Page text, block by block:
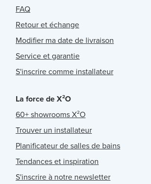
FAQ
Retour et échange
Modifier ma date de livraison
Service et garantie
S'inscrire comme installateur
La force de X²O
60+ showrooms X²O
Trouver un installateur
Planificateur de salles de bains
Tendances et inspiration
S'inscrire à notre newsletter